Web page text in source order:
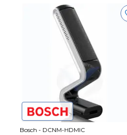
Bosch - DCNM-HDMIC